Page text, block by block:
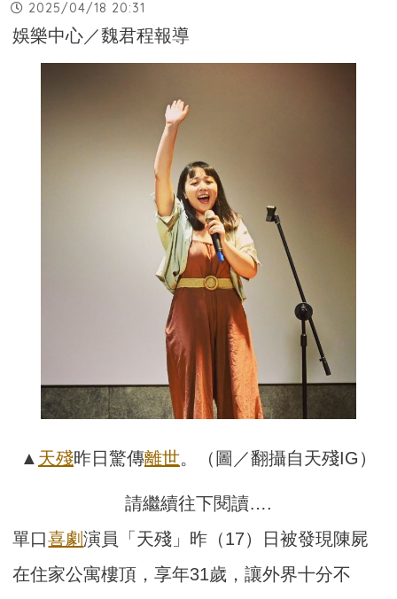
2025/04/18 20:31
娛樂中心／魏君程報導
▲ 天殘昨日驚傳離世。（圖／翻攝自天殘IG）
請繼續往下閱讀….
單口喜劇演員「天殘」昨（17）日被發現陳屍
在住家公寓樓頂，享年31歲，讓外界十分不